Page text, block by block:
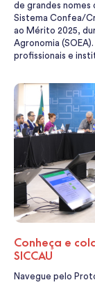
de grandes nomes
Sistema Confea/
ao Mérito 2025,
Agronomia
profissionais e
Conheça e
SICCAU
Navegue pelo